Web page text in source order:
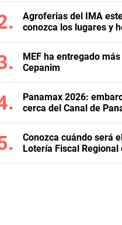
Agroferias del IMA
conozca los lugares y
MEF ha entregado
Cepanim
Panamax 2026:
cerca del Canal de
Conozca cuándo será
Lotería Fiscal Regional